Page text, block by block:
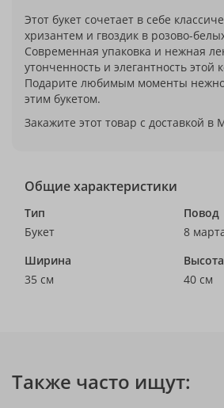
Этот букет сочетает в себе
хризантем и гвоздик в розово-
Современная упаковка и нежная
утонченность и элегантность этой
Подарите любимым моменты
этим букетом.
Закажите этот товар с доставкой в
Общие характеристики
Тип
Букет
Повод
8
Ширина
35 см
Высота
40 см
Также часто ищут: